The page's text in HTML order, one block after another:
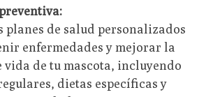
planes de salud personalizados
enfermedades y mejorar la
vida de tu mascota, incluyendo
dietas específicas y